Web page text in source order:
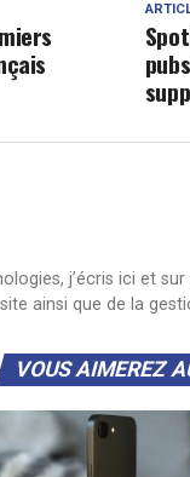
j’écris ici et
ainsi que de la
VOUS AIMEREZ